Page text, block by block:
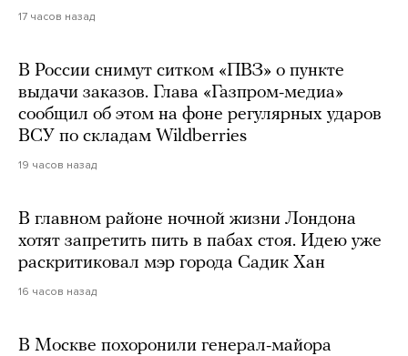
17 часов назад
В России снимут ситком «ПВЗ» о пункте
выдачи заказов. Глава «Газпром-медиа»
сообщил об этом на фоне регулярных ударов
ВСУ по складам Wildberries
19 часов назад
В главном районе ночной жизни Лондона
хотят запретить пить в пабах стоя. Идею уже
раскритиковал мэр города Садик Хан
16 часов назад
В Москве похоронили генерал-майора